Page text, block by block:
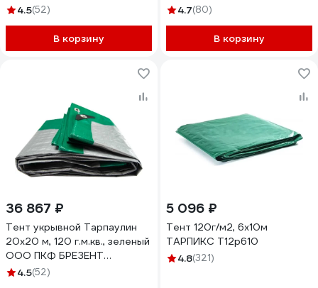
В20301208
4.5(52)
В корзину
4.7(80)
В корзину
36 867 ₽
Тент укрывной Тарпаулин
20х20 м, 120 г.м.кв., зеленый
ООО ПКФ БРЕЗЕНТ
В20201207
4.5(52)
5 096 ₽
Тент 120г/м2, 6х10м
ТАРПИКС Т12р610
4.8(321)